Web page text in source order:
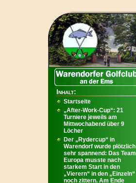
Inhalt:
Startseite
„After-Work-Cup“: 21
Turniere jeweils am
Mittwochabend über 9
Löcher
Der „Rydercup“ in
Warendorf wurde plötzlich
sehr spannend: Das Team
Europa musste nach
starkem Start in den
„Vierern“ in den „Einzeln“
noch zittern. Am Ende